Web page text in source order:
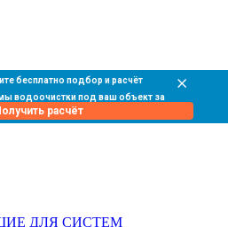
бесплатно подбор и расчёт
водоочистки под ваш объект за
расчёт